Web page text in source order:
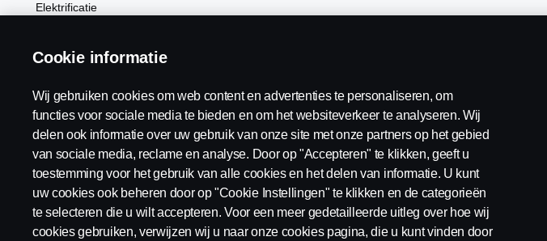
Elektrificatie
Scania in Your Region: België
Algemene voorwaarden Juridische bepalingen Privacy verklaring Contact Klokkenluiden
Cookie informatie
Wij gebruiken cookies om web content en advertenties te personaliseren, om
functies voor sociale media te bieden en om het websiteverkeer te analyseren. Wij
delen ook informatie over uw gebruik van onze site met onze partners op het gebied
van sociale media, reclame en analyse. Door op "Accepteren" te klikken, geeft u
toestemming voor het gebruik van alle cookies en het delen van informatie. U kunt
uw cookies ook beheren door op "Cookie Instellingen" te klikken en de categorieën
te selecteren die u wilt accepteren. Voor een meer gedetailleerde uitleg over hoe wij
cookies gebruiken, verwijzen wij u naar onze cookies pagina, die u kunt vinden door